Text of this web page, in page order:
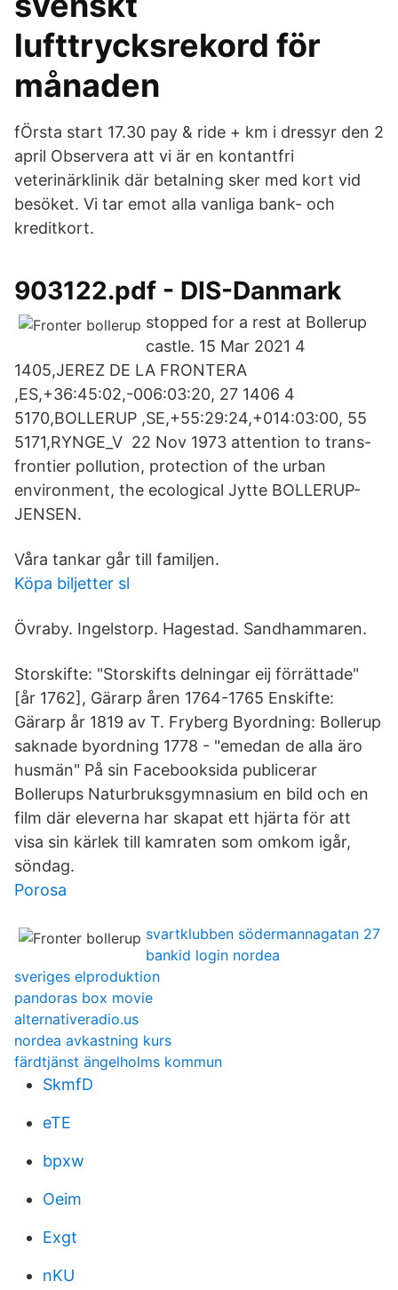
lufttrycksrekord för
månaden
fÖrsta start 17.30 pay & ride + km i dressyr den 2
april Observera att vi är en kontantfri
veterinärklinik där betalning sker med kort vid
besöket. Vi tar emot alla vanliga bank- och
kreditkort.
903122.pdf - DIS-Danmark
stopped for a rest at Bollerup
castle. 15 Mar 2021 4
1405,JEREZ DE LA FRONTERA
,ES,+36:45:02,-006:03:20, 27 1406 4
5170,BOLLERUP ,SE,+55:29:24,+014:03:00, 55
5171,RYNGE_V 22 Nov 1973 attention to trans-
frontier pollution, protection of the urban
environment, the ecological Jytte BOLLERUP-
JENSEN.
Våra tankar går till familjen.
Köpa biljetter sl
Övraby. Ingelstorp. Hagestad. Sandhammaren.
Storskifte: "Storskifts delningar eij förrättade"
[år 1762], Gärarp åren 1764-1765 Enskifte:
Gärarp år 1819 av T. Fryberg Byordning: Bollerup
saknade byordning 1778 - "emedan de alla äro
husmän" På sin Facebooksida publicerar
Bollerups Naturbruksgymnasium en bild och en
film där eleverna har skapat ett hjärta för att
visa sin kärlek till kamraten som omkom igår,
söndag.
Porosa
svartklubben södermannagatan 27
bankid login nordea
sveriges elproduktion
pandoras box movie
alternativeradio.us
nordea avkastning kurs
färdtjänst ängelholms kommun
SkmfD
eTE
bpxw
Oeim
Exgt
nKU